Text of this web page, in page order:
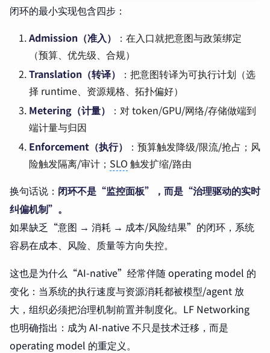
闭环的最小实现包含四步：
Admission（准入）
：在入口就把意图与政策绑定
（预算、优先级、合规）
Translation（转译）
：把意图转译为可执行计划（选
择 runtime、资源规格、拓扑偏好）
Metering（计量）
：对 token/GPU/网络/存储做端到
端计量与归因
Enforcement（执行）
：预算触发降级/限流/抢占；风
险触发隔离/审计； SLO 触发扩缩/路由
换句话说： 闭环不是“监控面板”，而是“治理驱动的实时
纠偏机制”。
如果缺乏“意图 → 消耗 → 成本/风险结果”的闭环，系统
容易在成本、风险、质量等方向失控。
这也是为什么“AI-native”经常伴随 operating model 的
变化：当系统的执行速度与资源消耗都被模型/agent 放
大，组织必须把治理机制前置并制度化。LF Networking
也明确指出：成为 AI-native 不只是技术迁移，而是
operating model 的重定义。